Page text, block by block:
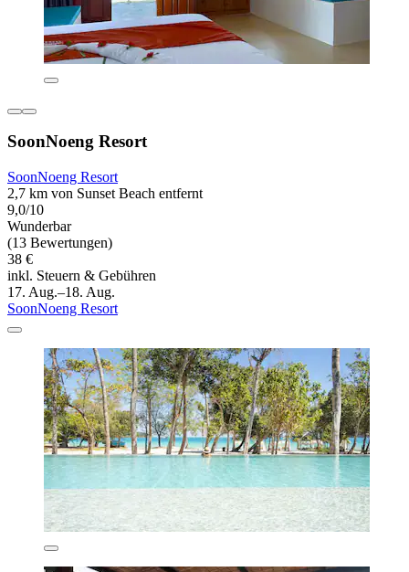
SoonNoeng Resort
SoonNoeng Resort
2,7 km von Sunset Beach entfernt
9,0/10
Wunderbar
(13 Bewertungen)
38 €
inkl. Steuern & Gebühren
17. Aug.–18. Aug.
SoonNoeng Resort